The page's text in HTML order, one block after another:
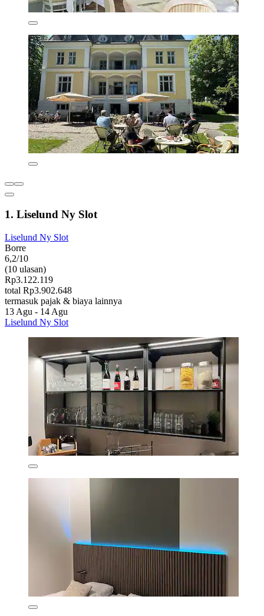
1. Liselund Ny Slot
Liselund Ny Slot
Borre
6,2/10
(10 ulasan)
Rp3.122.119
total Rp3.902.648
termasuk pajak & biaya lainnya
13 Agu - 14 Agu
Liselund Ny Slot